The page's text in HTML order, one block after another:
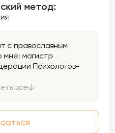
метод:
с православным
мне: магистр
Психологов-
— это дополняет
как важны
в трудный момент,
все